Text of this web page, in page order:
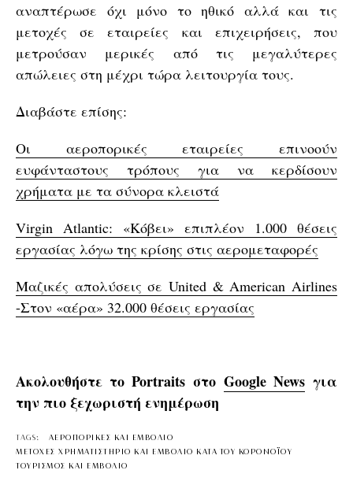
αναπτέρωσε όχι μόνο το ηθικό αλλά και τις
μετοχές σε εταιρείες και επιχειρήσεις, που
μετρούσαν μερικές από τις μεγαλύτερες
απώλειες στη μέχρι τώρα λειτουργία τους.
Διαβάστε επίσης:
Οι αεροπορικές εταιρείες επινοούν
ευφάνταστους τρόπους για να κερδίσουν
χρήματα με τα σύνορα κλειστά
Virgin Atlantic: «Κόβει» επιπλέον 1.000 θέσεις
εργασίας λόγω της κρίσης στις αερομεταφορές
Μαζικές απολύσεις σε United & American Airlines
-Στον «αέρα» 32.000 θέσεις εργασίας
Ακολουθήστε το Portraits στο Google Newsγια
την πιο ξεχωριστή ενημέρωση
TAGS:
ΑΕΡΟΠΟΡΙΚΕΣ ΚΑΙ ΕΜΒΟΛΙΟ
ΜΕΤΟΧΕΣ ΧΡΗΜΑΤΙΣΤΗΡΙΟ ΚΑΙ ΕΜΒΟΛΙΟ ΚΑΤΑ ΤΟΥ ΚΟΡΟΝΟΪΟΥ
ΤΟΥΡΙΣΜΟΣ ΚΑΙ ΕΜΒΟΛΙΟ